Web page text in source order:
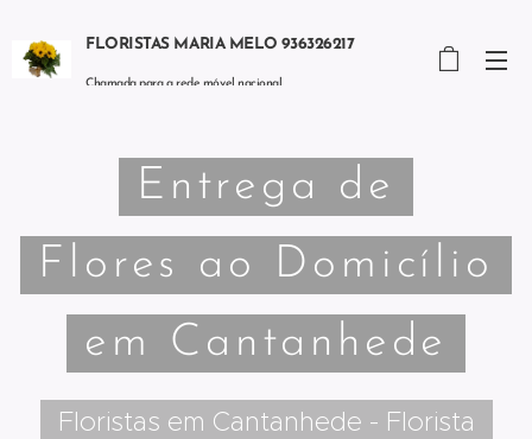
FLORISTAS MARIA MELO 936326217
Chamada para a rede móvel nacional
Entrega de
Flores ao Domicílio
em Cantanhede
Floristas em Cantanhede - Florista